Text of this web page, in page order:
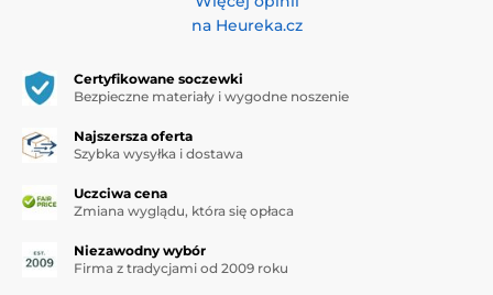
na Heureka.cz
Certyfikowane soczewki
Bezpieczne materiały i wygodne noszenie
Najszersza oferta
Szybka wysyłka i dostawa
Uczciwa cena
Zmiana wyglądu, która się opłaca
Niezawodny wybór
Firma z tradycjami od 2009 roku